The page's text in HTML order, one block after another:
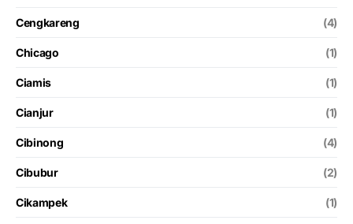
Cengkareng (4)
Chicago (1)
Ciamis (1)
Cianjur (1)
Cibinong (4)
Cibubur (2)
Cikampek (1)